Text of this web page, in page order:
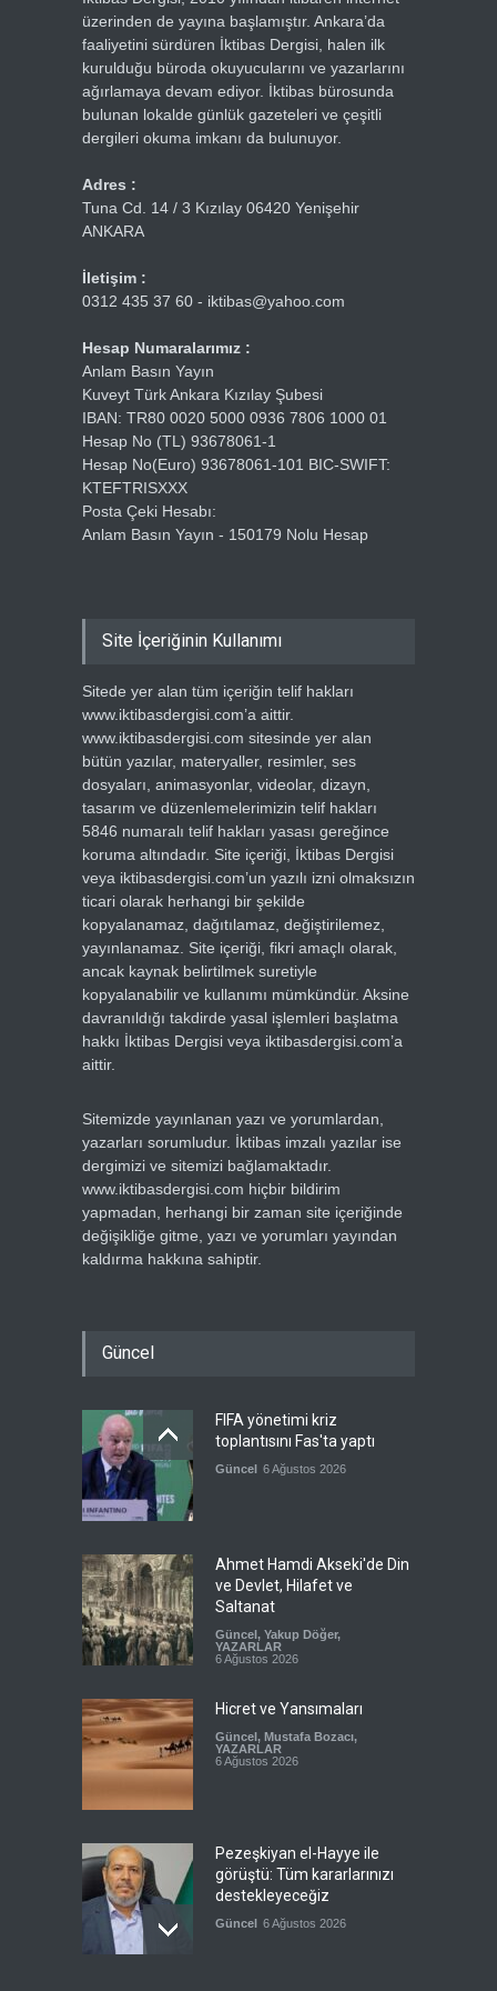
üzerinden de yayına başlamıştır. Ankara’da
faaliyetini sürdüren İktibas Dergisi, halen ilk
kurulduğu büroda okuyucularını ve yazarlarını
ağırlamaya devam ediyor. İktibas bürosunda
bulunan lokalde günlük gazeteleri ve çeşitli
dergileri okuma imkanı da bulunuyor.
Adres :
Tuna Cd. 14 / 3 Kızılay 06420 Yenişehir
ANKARA
İletişim :
0312 435 37 60 - iktibas@yahoo.com
Hesap Numaralarımız :
Anlam Basın Yayın
Kuveyt Türk Ankara Kızılay Şubesi
IBAN: TR80 0020 5000 0936 7806 1000 01
Hesap No (TL) 93678061-1
Hesap No(Euro) 93678061-101 BIC-SWIFT:
KTEFTRISXXX
Posta Çeki Hesabı:
Anlam Basın Yayın - 150179 Nolu Hesap
Site İçeriğinin Kullanımı
Sitede yer alan tüm içeriğin telif hakları
www.iktibasdergisi.com’a aittir.
www.iktibasdergisi.com sitesinde yer alan
bütün yazılar, materyaller, resimler, ses
dosyaları, animasyonlar, videolar, dizayn,
tasarım ve düzenlemelerimizin telif hakları
5846 numaralı telif hakları yasası gereğince
koruma altındadır. Site içeriği, İktibas Dergisi
veya iktibasdergisi.com’un yazılı izni olmaksızın
ticari olarak herhangi bir şekilde
kopyalanamaz, dağıtılamaz, değiştirilemez,
yayınlanamaz. Site içeriği, fikri amaçlı olarak,
ancak kaynak belirtilmek suretiyle
kopyalanabilir ve kullanımı mümkündür. Aksine
davranıldığı takdirde yasal işlemleri başlatma
hakkı İktibas Dergisi veya iktibasdergisi.com’a
aittir.
Sitemizde yayınlanan yazı ve yorumlardan,
yazarları sorumludur. İktibas imzalı yazılar ise
dergimizi ve sitemizi bağlamaktadır.
www.iktibasdergisi.com hiçbir bildirim
yapmadan, herhangi bir zaman site içeriğinde
değişikliğe gitme, yazı ve yorumları yayından
kaldırma hakkına sahiptir.
Güncel
FIFA yönetimi kriz
toplantısını Fas'ta yaptı
Güncel 6 Ağustos 2026
Ahmet Hamdi Akseki'de Din
ve Devlet, Hilafet ve
Saltanat
Güncel , Yakup Döğer,
YAZARLAR
6 Ağustos 2026
Hicret ve Yansımaları
Güncel , Mustafa Bozacı,
YAZARLAR
6 Ağustos 2026
Pezeşkiyan el-Hayye ile
görüştü: Tüm kararlarınızı
destekleyeceğiz
Güncel 6 Ağustos 2026